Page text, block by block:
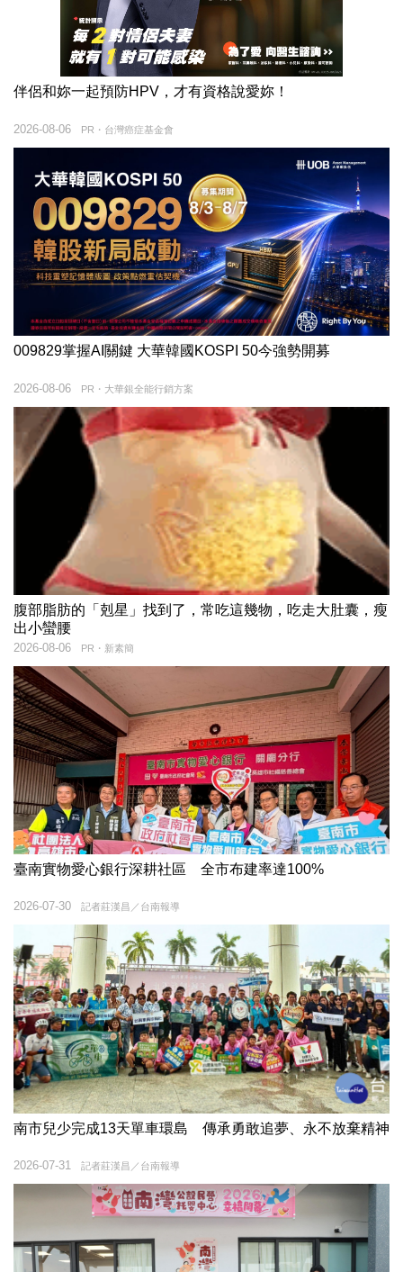
伴侶和妳一起預防HPV，才有資格說愛妳！
PR・台灣癌症基金會
2026-08-06
009829掌握AI關鍵 大華韓國KOSPI 50今強勢開募
PR・大華銀全能行銷方案
2026-08-06
腹部脂肪的「剋星」找到了，常吃這幾物，吃走大肚囊，瘦
出小蠻腰
PR・新素簡
2026-08-06
臺南實物愛心銀行深耕社區 全市布建率達100%
記者莊漢昌／台南報導
2026-07-30
南市兒少完成13天單車環島 傳承勇敢追夢、永不放棄精神
記者莊漢昌／台南報導
2026-07-31